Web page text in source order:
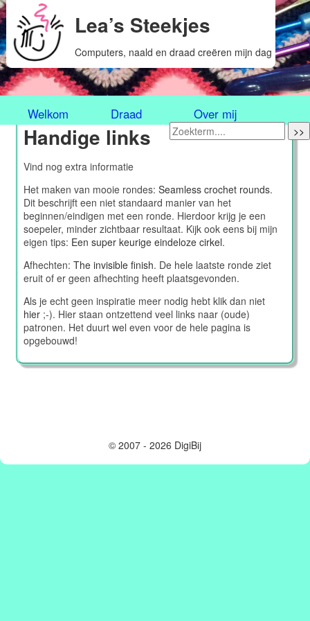
Lea’s Steekjes
Computers, naald en draad creëren mijn dag
Welkom Draad Over mij
>>
Handige links
Vind nog extra informatie
Het maken van mooie rondes: Seamless crochet rounds.
Dit beschrijft een niet standaard manier van het
beginnen/eindigen met een ronde. Hierdoor krijg je een
soepeler, minder zichtbaar resultaat. Kijk ook eens bij mijn
eigen tips: Een super keurige eindeloze cirkel.
Afhechten: The invisible finish. De hele laatste ronde ziet
eruit of er geen afhechting heeft plaatsgevonden.
Als je echt geen inspiratie meer nodig hebt klik dan niet
hier ;-). Hier staan ontzettend veel links naar (oude)
patronen. Het duurt wel even voor de hele pagina is
opgebouwd!
© 2007 - 2026 DigiBij